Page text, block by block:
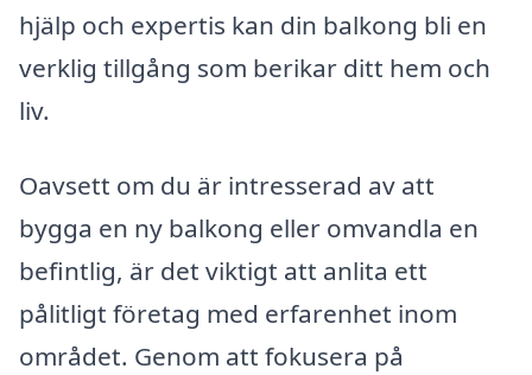
hjälp och expertis kan din balkong bli en
verklig tillgång som berikar ditt hem och
liv.
Oavsett om du är intresserad av att
bygga en ny balkong eller omvandla en
befintlig, är det viktigt att anlita ett
pålitligt företag med erfarenhet inom
området. Genom att fokusera på